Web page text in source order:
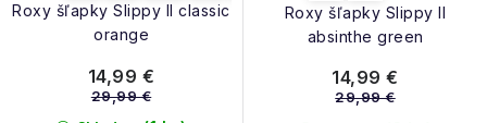
Roxy šľapky Slippy II classic
orange
14,99 €
29,99 €
Roxy šľapky Slippy II
absinthe green
14,99 €
29,99 €